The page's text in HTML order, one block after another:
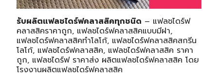
รับผลิตแฟลชไดร์ฟคลาสสิคทุกชนิด – แฟลชไดร์ฟ
คลาสสิคราคาถูก, แฟลชไดร์ฟคลาสสิคแบบมีฝา,
แฟลชไดร์ฟคลาสสิคทำโลโก้, แฟลชไดร์ฟคลาสสิคสกรีน
โลโก้, แฟลชไดร์ฟคลาสสิค, แฟลชไดร์ฟคลาสสิค ราคา
ถูก, แฟลชไดร์ฟ ราคาส่ง ผลิตแฟลชไดร์ฟคลาสสิค โดย
โรงงานผลิตแฟลชไดร์ฟคลาสสิค